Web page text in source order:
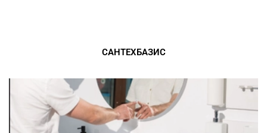
САНТЕХБАЗИС